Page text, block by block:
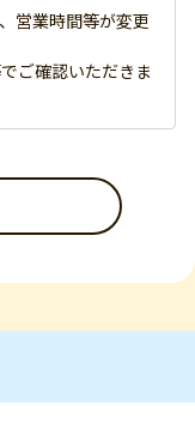
営業時間等が変更
ご確認いただきま